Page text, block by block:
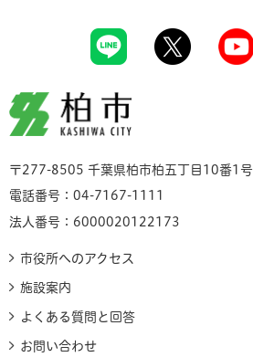
柏市
〒277-8505 千葉県柏市柏五丁目10番1号
電話番号：04-7167-1111
法人番号：6000020122173
市役所へのアクセス
施設案内
よくある質問と回答
お問い合わせ